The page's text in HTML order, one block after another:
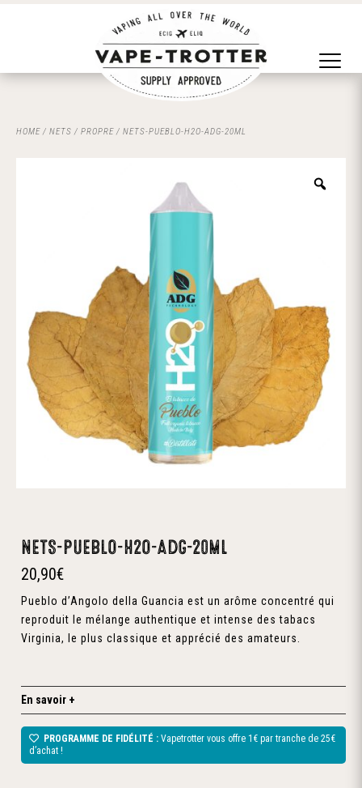
HOME / NETS / PROPRE / NETS-PUEBLO-H2O-ADG-20ML
NETS-PUEBLO-H2O-AdG-20ml
20,90€
Pueblo d’Angolo della Guancia est un arôme concentré qui
reproduit le mélange authentique et intense des tabacs
Virginia, le plus classique et apprécié des amateurs.
En savoir +
PROGRAMME DE FIDÉLITÉ : Vapetrotter vous offre 1€ par tranche de 25€
d’achat !